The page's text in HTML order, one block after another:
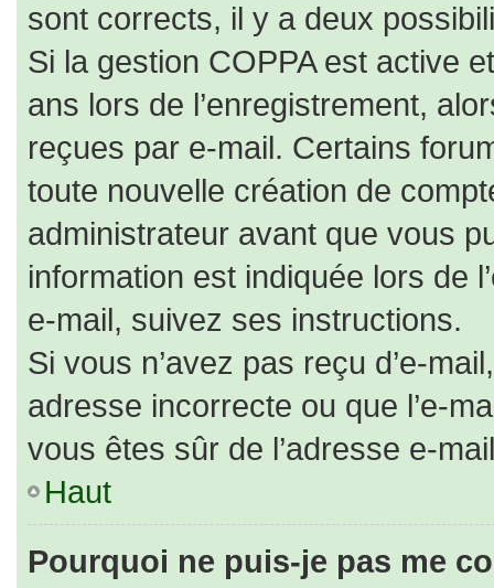
sont corrects, il y a deux
Si la gestion COPPA est active
ans lors de l’enregistrement,
reçues par e-mail. Certains
toute nouvelle création de
administrateur avant que vous
information est indiquée lors de
e-mail, suivez ses instructions.
Si vous n’avez pas reçu d’e-
adresse incorrecte ou que l’e-
vous êtes sûr de l’adresse e-
Haut
Pourquoi ne puis-je pas me